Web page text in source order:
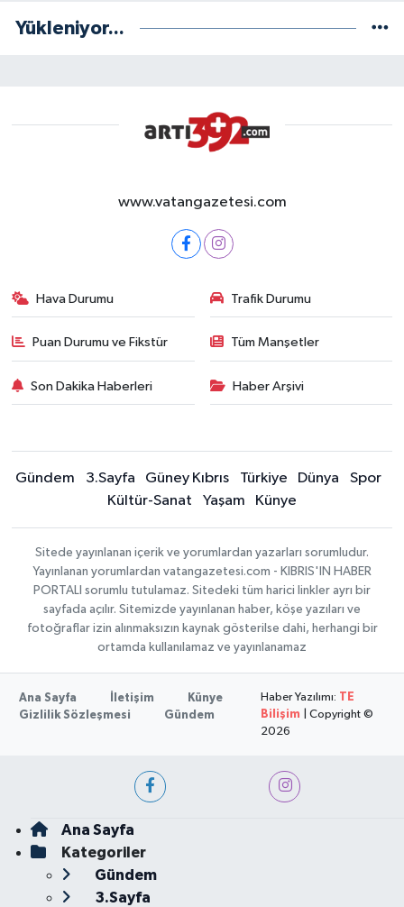
Yükleniyor...
www.vatangazetesi.com
Hava Durumu Trafik Durumu
Puan Durumu ve Fikstür Tüm Manşetler
Son Dakika Haberleri Haber Arşivi
Gündem 3.Sayfa Güney Kıbrıs Türkiye Dünya
Spor
Kültür-Sanat
Yaşam Künye
Sitede yayınlanan içerik ve yorumlardan yazarları sorumludur.
Yayınlanan yorumlardan vatangazetesi.com - KIBRIS'IN HABER
PORTALI sorumlu tutulamaz. Sitedeki tüm harici linkler ayrı bir
sayfada açılır. Sitemizde yayınlanan haber, köşe yazıları ve
fotoğraflar izin alınmaksızın kaynak gösterilse dahi, herhangi bir
ortamda kullanılamaz ve yayınlanamaz
Ana Sayfa İletişim
Künye
Gizlilik Sözleşmesi
Gündem
Haber Yazılımı: TE
Bilişim | Copyright ©
2026
Ana Sayfa
Kategoriler
Gündem
3.Sayfa